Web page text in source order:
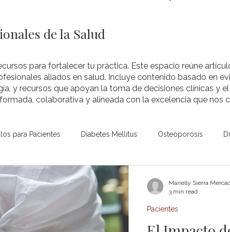
de la Salud
para fortalecer tu práctica. Este espacio reúne
aliados en salud. Incluye contenido basado en
y recursos que apoyan la toma de decisiones clínicas y
colaborativa y alineada con la excelencia que nos
para Pacientes Diabetes Mellitus Osteoporosis
Niños y Adolescentes
Otros Temas Hipertiroidismo
Pacientes
Marielly Sierra
3 min read